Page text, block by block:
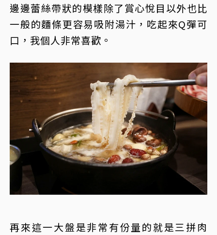
邊邊蕾絲帶狀的模樣除了賞心悅目以外也比
一般的麵條更容易吸附湯汁，吃起來Q彈可
口，我個人非常喜歡。
再來這一大盤是非常有份量的就是三拼肉